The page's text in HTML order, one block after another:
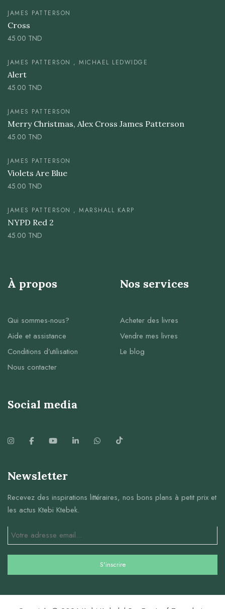
JAMES PATTERSON
Cross
45.00 TND
JAMES PATTERSON , MICHAEL LEDWIDGE
Alert
45.00 TND
JAMES PATTERSON
Merry Christmas, Alex Cross James Patterson
45.00 TND
JAMES PATTERSON
Violets Are Blue
45.00 TND
JAMES PATTERSON , MARSHALL KARP
NYPD Red 2
45.00 TND
À propos
Qui sommes-nous?
Aide et assistance
Conditions d’utilisation
Nous contacter
Nos services
Acheter des livres
Vendre mes livres
Le blog
Social media
Newsletter
Recevez des inspirations littéraires, nos bons plans à petit prix et
les actus Ktebi Ktebek.